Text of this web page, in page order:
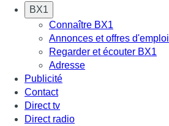
BX1
Connaître BX1
Annonces et offres d'emploi
Regarder et écouter BX1
Adresse
Publicité
Contact
Direct tv
Direct radio